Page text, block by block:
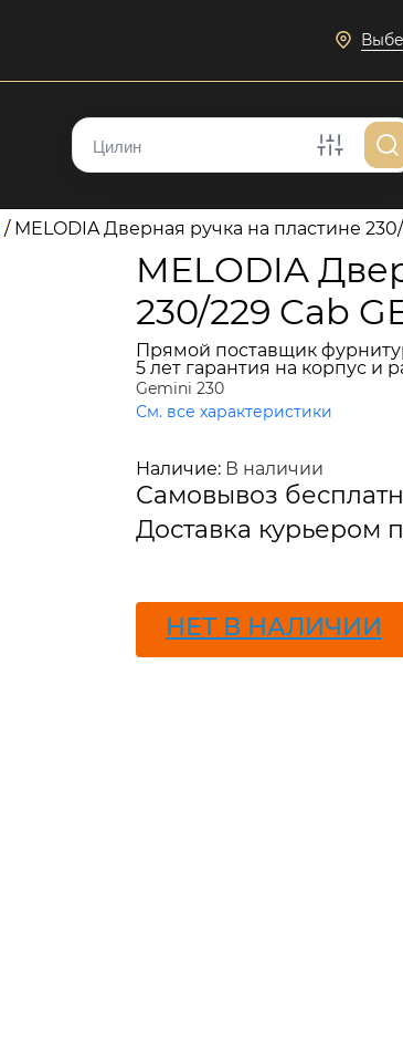
/ MELODIA Дверная ручка на пластине
MELODIA
230/229 Cab
Прямой поставщик
5 лет гарантия на корпус и
Gemini 230
См. все характеристики
Наличие: В наличии
Самовывоз
Доставка курьером
НЕТ В НАЛИЧИИ